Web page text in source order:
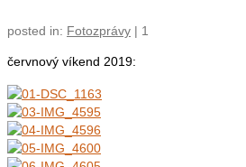
posted in: Fotozprávy | 1
červnový víkend 2019: